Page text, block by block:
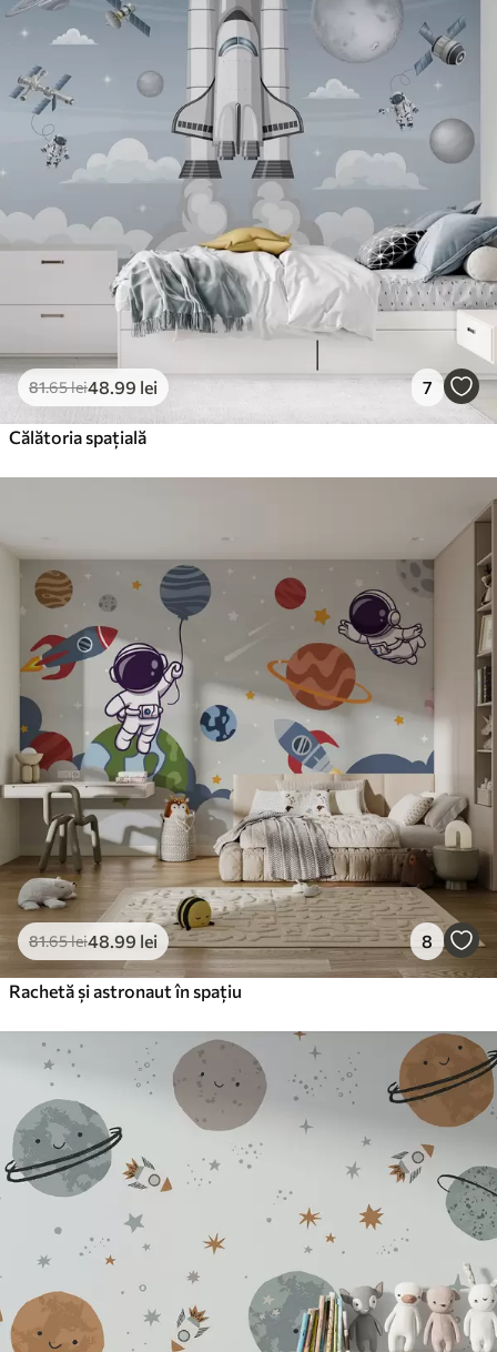
81.65lei48.99 lei 7
Călătoria spațială
81.65lei48.99 lei 8
Rachetă și astronaut în spațiu